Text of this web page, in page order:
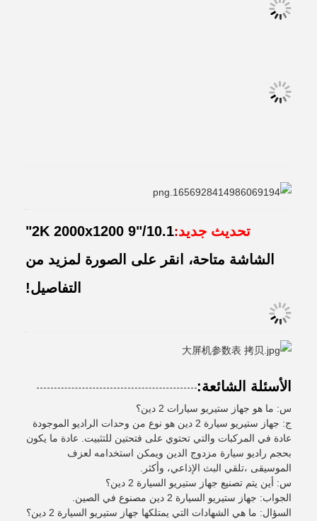
تحديث جديد:
2K 2000x1200 9"/10.1"
الشاشة متاحة، انقر على الصورة لمزيد من
التفاصيل!
الأسئلة الشائعة:
س: ما هو جهاز ستيريو سيارات 2 دين؟
ج: جهاز ستيريو سيارة 2 دين هو نوع من وحدات الراديو الموجودة
عادة في المركبات والتي تحتوي على فتحتين للتثبيت. عادة ما يكون
بحجم راديو سيارة مزدوج الدين ويمكن استخدامه لعزف
الموسيقى ،تلقي البث الإذاعي، وأكثر.
س: أين يتم تصنيع جهاز ستيريو السيارة 2 دين؟
الجواب: جهاز ستيريو السيارة 2 دين مصنوع في الصين.
السؤال: ما هي الشهادات التي يمتلكها جهاز ستيريو السيارة 2 دين؟